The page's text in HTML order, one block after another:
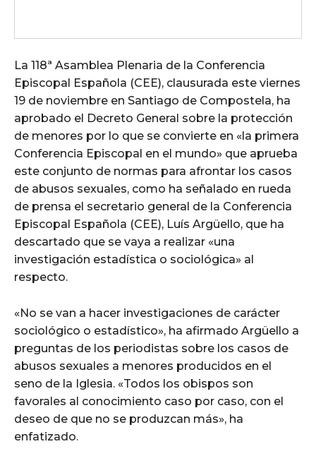
La 118ª Asamblea Plenaria de la Conferencia
Episcopal Española (CEE), clausurada este viernes
19 de noviembre en Santiago de Compostela, ha
aprobado el Decreto General sobre la protección
de menores por lo que se convierte en «la primera
Conferencia Episcopal en el mundo» que aprueba
este conjunto de normas para afrontar los casos
de abusos sexuales, como ha señalado en rueda
de prensa el secretario general de la Conferencia
Episcopal Española (CEE), Luís Argüello, que ha
descartado que se vaya a realizar «una
investigación estadística o sociológica» al
respecto.
«No se van a hacer investigaciones de carácter
sociológico o estadístico», ha afirmado Argüello a
preguntas de los periodistas sobre los casos de
abusos sexuales a menores producidos en el
seno de la Iglesia. «Todos los obispos son
favorales al conocimiento caso por caso, con el
deseo de que no se produzcan más», ha
enfatizado.